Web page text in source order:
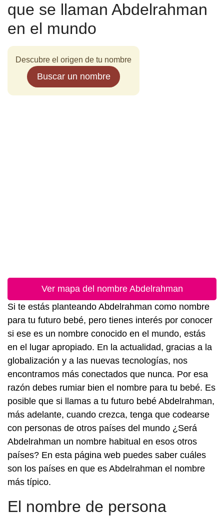
que se llaman Abdelrahman
en el mundo
Descubre el origen de tu nombre
Buscar un nombre
Ver mapa del nombre Abdelrahman
Si te estás planteando Abdelrahman como nombre
para tu futuro bebé, pero tienes interés por conocer
si ese es un nombre conocido en el mundo, estás
en el lugar apropiado. En la actualidad, gracias a la
globalización y a las nuevas tecnologías, nos
encontramos más conectados que nunca. Por esa
razón debes rumiar bien el nombre para tu bebé. Es
posible que si llamas a tu futuro bebé Abdelrahman,
más adelante, cuando crezca, tenga que codearse
con personas de otros países del mundo ¿Será
Abdelrahman un nombre habitual en esos otros
países? En esta página web puedes saber cuáles
son los países en que es Abdelrahman el nombre
más típico.
El nombre de persona